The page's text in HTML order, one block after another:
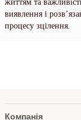
життям та
виявлення і
процесу зцілення.
Компанія